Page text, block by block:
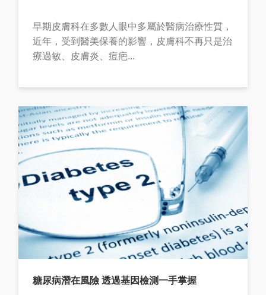
早期皮膚科在多數人眼中多屬於醫病治療性質，
近年，受到醫美保養的影響，皮膚科不再只是治
療過敏、皮膚炎、痘疤...
糖尿病潛在風險 透過基因檢測一手掌握